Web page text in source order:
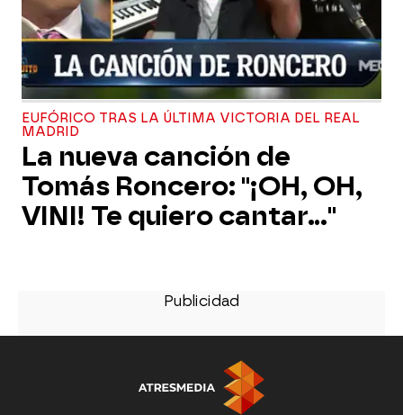
EUFÓRICO TRAS LA ÚLTIMA VICTORIA DEL REAL
MADRID
La nueva canción de
Tomás Roncero: "¡OH, OH,
VINI! Te quiero cantar..."